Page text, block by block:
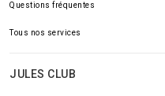
Questions fréquentes
Tous nos services
JULES CLUB